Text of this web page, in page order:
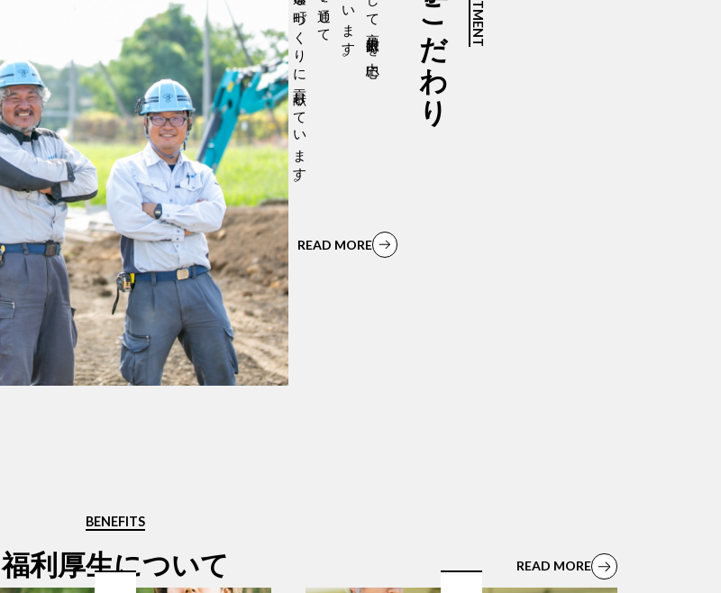
仕事のこだわり
安全で快適な町づくりに貢献しています。
READ MORE
BENEFITS
福利厚生について READ MORE